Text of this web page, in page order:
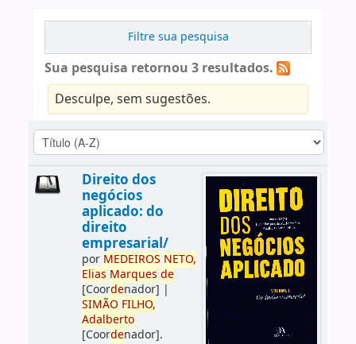
Filtre sua pesquisa
Sua pesquisa retornou 3 resultados.
Desculpe, sem sugestões.
Direito dos
negócios
aplicado: do
direito
empresarial/
por MEDEIROS NETO,
Elias Marques de
[Coordenador] |
SIMÃO FILHO,
Adalberto
[Coordenador].